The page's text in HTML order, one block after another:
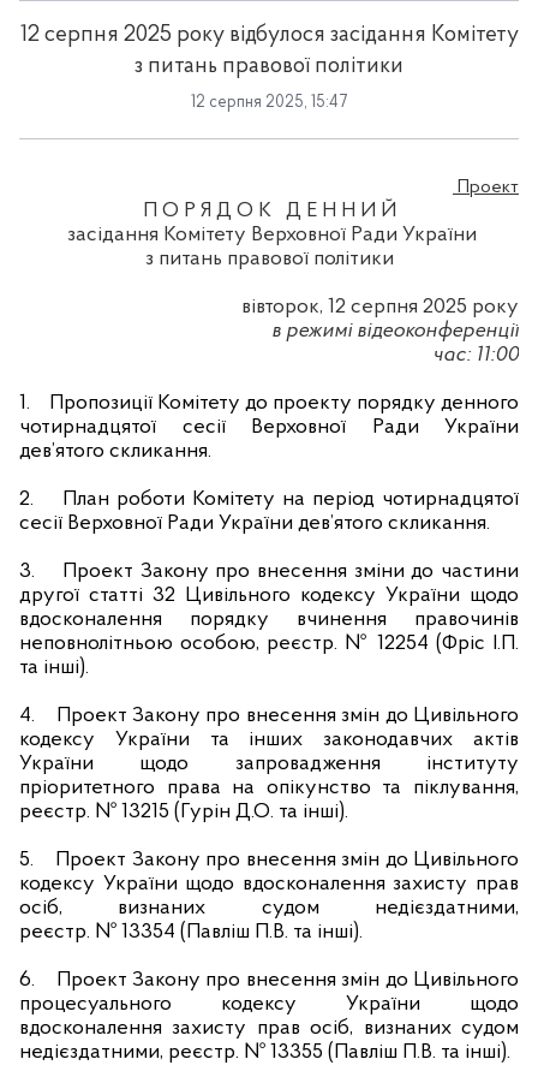
12 серпня 2025 року відбулося засідання Комітету
з питань правової політики
12 серпня 2025, 15:47
Проект
П О Р Я Д О К
Д Е Н Н И Й
засідання Комітету Верховної Ради України
з питань правової політики
вівторок, 12 серпня 2025 року
в режимі відеоконференції
час: 11:00
1.
Пропозиції Комітету до проекту порядку денного
чотирнадцятої сесії Верховної Ради України
дев’ятого скликання.
2.
План роботи Комітету на період чотирнадцятої
сесії Верховної Ради України дев’ятого скликання.
3.
Проект Закону про внесення зміни до частини
другої статті 32 Цивільного кодексу України щодо
вдосконалення порядку вчинення правочинів
неповнолітньою особою, реєстр. № 12254 (Фріс І.П.
та інші).
4.
Проект Закону про внесення змін до Цивільного
кодексу України та інших законодавчих актів
України щодо запровадження інституту
пріоритетного права на опікунство та піклування,
реєстр. № 13215 (Гурін Д.О. та інші).
5.
Проект Закону про внесення змін до Цивільного
кодексу України щодо вдосконалення захисту прав
осіб, визнаних судом недієздатними,
реєстр. № 13354 (Павліш П.В. та інші).
6.
Проект Закону про внесення змін до Цивільного
процесуального кодексу України щодо
вдосконалення захисту прав осіб, визнаних судом
недієздатними, реєстр. № 13355 (Павліш П.В. та інші).